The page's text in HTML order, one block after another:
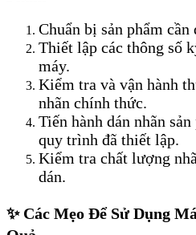
Chuẩn bị sản phẩm cần
Thiết lập các thông số
máy.
Kiểm tra và vận hành
nhãn chính thức.
Tiến hành dán nhãn
quy trình đã thiết lập.
Kiểm tra chất lượng
dán.
✨ Các Mẹo Để Sử Dụng